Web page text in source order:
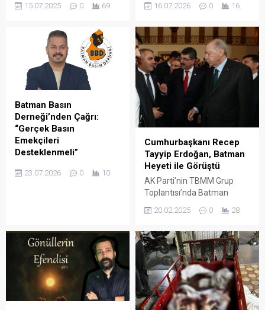
yıl dönümüne ilişkin yaptığı
uzun yıllardır planlanan bir
ihanet projesi olduğunu
ifade etti.
15.07.2025 0 69
bir kent ortamı sağlamak
yanında yürüttüğü temizlik
çalışmalarına aralıksız
devam ediyor. Belediye
ekipleri; mahallelerden ana
bulvarlara, etkinlik
alanlarından kente giriş
kapısı olan havalimanı
güzergâhına kadar geniş bir
alanda yoğun bir temizlik
mesaisi harcıyor.
16.07.2026 0 16
Batman Basın
Derneği’nden Çağrı:
“Gerçek Basın
Emekçileri
Desteklenmeli”
(BBD) Başkanı Cebrail
özgürlüğünün demokratik
toplumların en temel yapı
taşı olduğunu belirterek
meslek ilkelerine bağlı
gazetecilerin desteklenmesi
gerektiğini vurguladı.
23.07.2026 0 10
Cumhurbaşkanı Recep
Tayyip Erdoğan, Batman
Heyeti ile Görüştü
AK Parti’nin TBMM Grup
Toplantısı’nda Batman
Recep Tayyip Erdoğan ile bir
20.02.2025 0 28